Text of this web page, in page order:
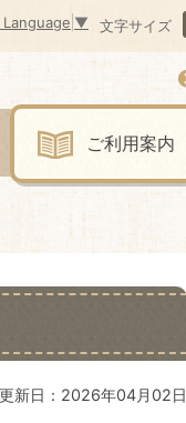
文字サイズ
▼
ご利用案内
更新日：2026年04月02日